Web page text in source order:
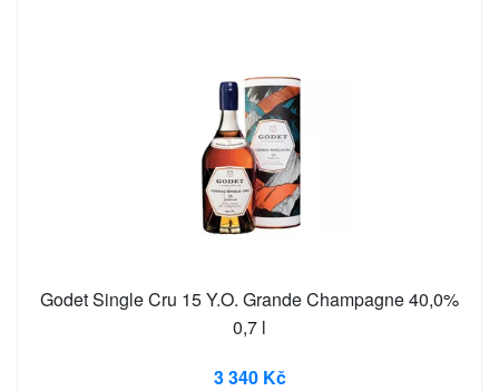
Godet Single Cru 15 Y.O. Grande Champagne 40,0%
0,7 l
3 340 Kč